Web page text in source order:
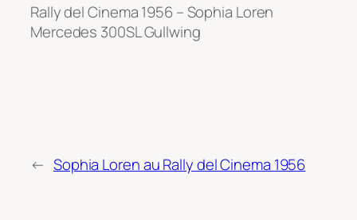
Rally del Cinema 1956 – Sophia Loren
Mercedes 300SL Gullwing
← Sophia Loren au Rally del Cinema 1956